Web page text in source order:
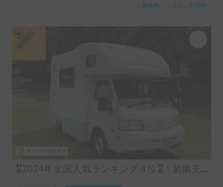
＋保険料・システム利用料
🎖️2024年全国人気ランキング４位🎖️！装備充実！コインパーキング駐車可！6名就寝